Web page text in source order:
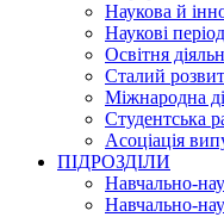
Наукова й
Наукові
Освітня
Сталий
Міжнародна
Студентська
Асоціація
ПІДРОЗДІЛИ
Навчально-
Навчально-